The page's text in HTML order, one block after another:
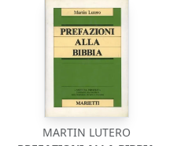
MARTIN LUTERO